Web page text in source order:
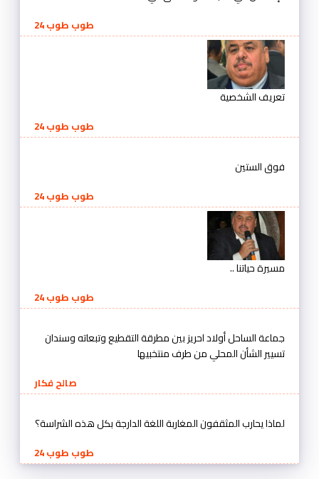
طوب طوب 24
تعريف الشخصية
طوب طوب 24
فوق الستين
طوب طوب 24
مسيرة حياتنا ..
طوب طوب 24
جماعة الساحل أولاد احريز بين مطرقة التقطيع وتبعاته وسندان
تسيير الشأن المحلي من طرف منتخبيها
صالح فكار
لماذا يحارب المثقفون المغاربة اللغة الدارجة بكل هذه الشراسة؟
طوب طوب 24